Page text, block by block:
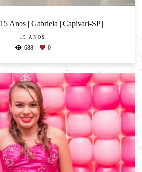
Anos | Gabriela | Capivari-SP |
15 ANOS
688 0